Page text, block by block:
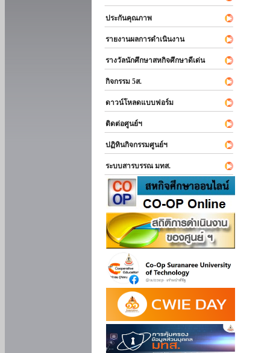
ประกันคุณภาพ
รายงานผลการดำเนินงาน
รางวัลนักศึกษาสหกิจศึกษาดีเด่น
กิจกรรม 5ส.
ดาวน์โหลดแบบฟอร์ม
ติดต่อศูนย์ฯ
ปฏิทินกิจกรรมศูนย์ฯ
ระบบสารบรรณ มทส.